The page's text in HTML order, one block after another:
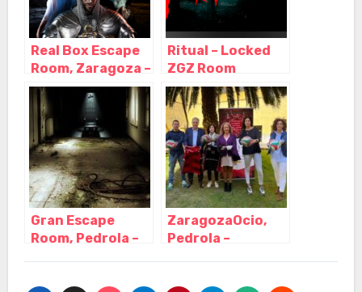
Real Box Escape
Room, Zaragoza –
Aragón
Ritual – Locked
ZGZ Room
Escape, Zaragoza
– Aragón
Gran Escape
Room, Pedrola –
ZaragozaOcio,
Pedrola –